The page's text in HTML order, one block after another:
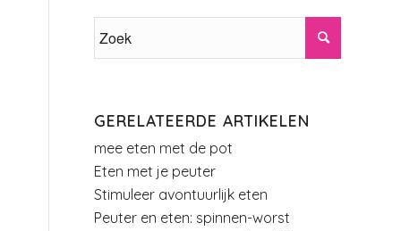
GERELATEERDE ARTIKELEN
mee eten met de pot
Eten met je peuter
Stimuleer avontuurlijk eten
Peuter en eten: spinnen-worst